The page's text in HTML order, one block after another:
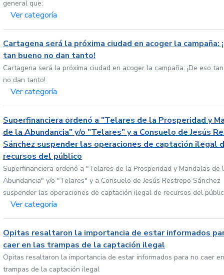
general que:
Ver categoría
Cartagena será la próxima ciudad en acoger la campaña:
tan bueno no dan tanto!
Cartagena será la próxima ciudad en acoger la campaña: ¡De eso
no dan tanto!
Ver categoría
Superfinanciera ordenó a "Telares de la Prosperidad y
de la Abundancia" y/o "Telares" y a Consuelo de Jesús
Sánchez suspender las operaciones de captación ilegal
recursos del público
Superfinanciera ordenó a "Telares de la Prosperidad y Mandalas de
Abundancia" y/o "Telares" y a Consuelo de Jesús Restrepo Sánchez
suspender las operaciones de captación ilegal de recursos del
Ver categoría
Opitas resaltaron la importancia de estar informados
caer en las trampas de la captación ilegal
Opitas resaltaron la importancia de estar informados para no caer
trampas de la captación ilegal